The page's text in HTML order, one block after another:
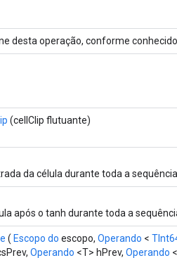
desta operação, conforme
(cellClip flutuante)
da célula durante toda a
após o tanh durante toda a
( Escopo do escopo, Operando <
Operando <T> hPrev, Operando